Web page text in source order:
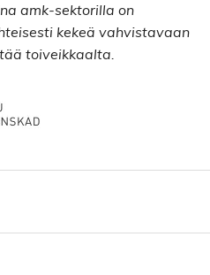
amk-sektorilla on
kekeä vahvistavaan
toiveikkaalta.